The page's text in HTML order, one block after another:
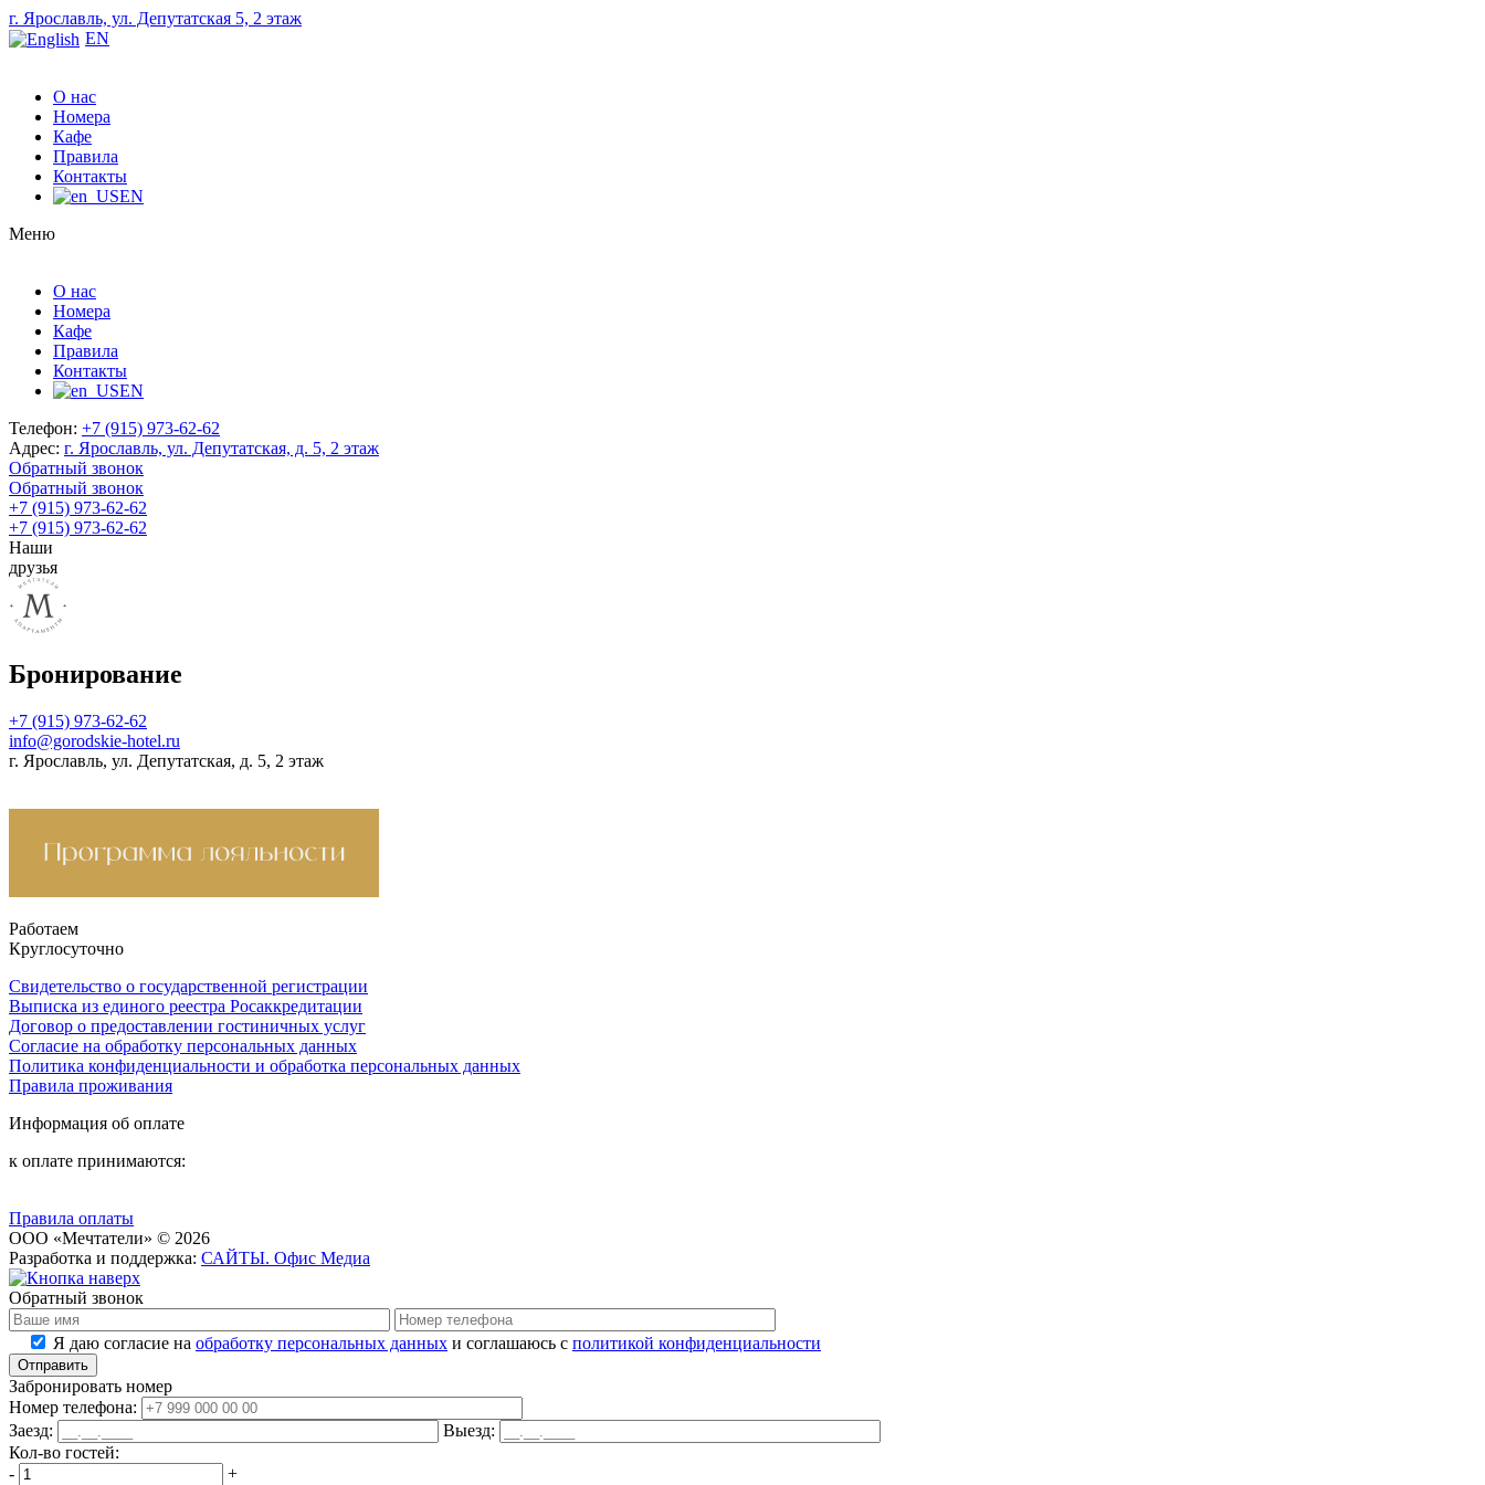
г. Ярославль, ул. Депутатская 5, 2 этаж
EN
О нас
Номера
Кафе
Правила
Контакты
EN
Меню
О нас
Номера
Кафе
Правила
Контакты
EN
Телефон: +7 (915) 973-62-62
Адрес: г. Ярославль, ул. Депутатская, д. 5, 2 этаж
Обратный звонок
Обратный звонок
+7 (915) 973-62-62
+7 (915) 973-62-62
Наши
друзья
Бронирование
+7 (915) 973-62-62
info@gorodskie-hotel.ru
г. Ярославль, ул. Депутатская, д. 5, 2 этаж
Работаем
Круглосуточно
Свидетельство о государственной регистрации
Выписка из единого реестра Росаккредитации
Договор о предоставлении гостиничных услуг
Согласие на обработку персональных данных
Политика конфиденциальности и обработка персональных данных
Правила проживания
Информация об оплате
к оплате принимаются:
Правила оплаты
OOO «Мечтатели» © 2026
Разработка и поддержка: САЙТЫ. Офис Медиа
Обратный звонок
Я даю согласие на обработку персональных данных и соглашаюсь с политикой конфиденциальности
Забронировать номер
Номер телефона:
Заезд:
Выезд:
Кол-во гостей:
-
+